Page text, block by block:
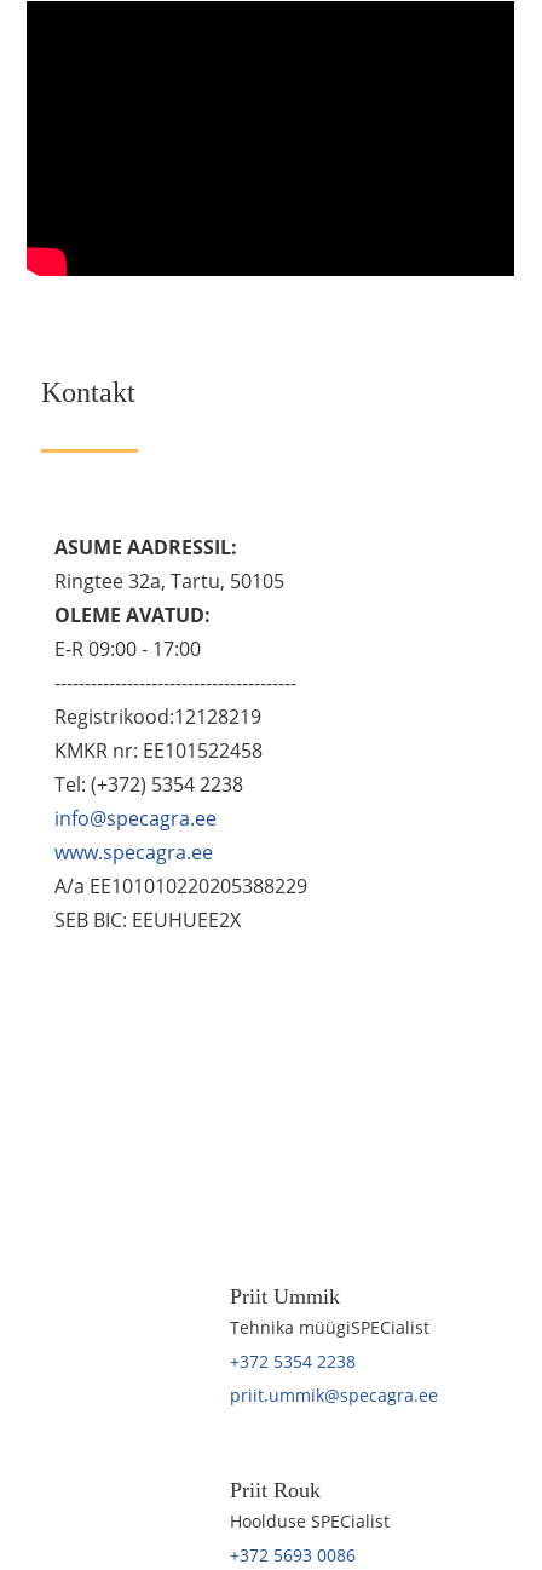
Kontakt
ASUME AADRESSIL:
Ringtee 32a, Tartu, 50105
OLEME AVATUD:
E-R 09:00 - 17:00
----------------------------------------
Registrikood:12128219
KMKR nr: EE101522458
Tel: (+372) 5354 2238
info@specagra.ee
www.specagra.ee
A/a EE101010220205388229
SEB BIC: EEUHUEE2X
Priit Ummik
Tehnika müügiSPECialist
+372 5354 2238
priit.ummik@specagra.ee
Priit Rouk
Hoolduse SPECialist
+372 5693 0086